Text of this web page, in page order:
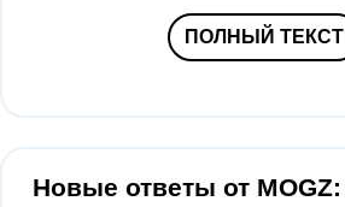
ПОЛНЫЙ ТЕКСТ
Новые ответы от MOGZ: